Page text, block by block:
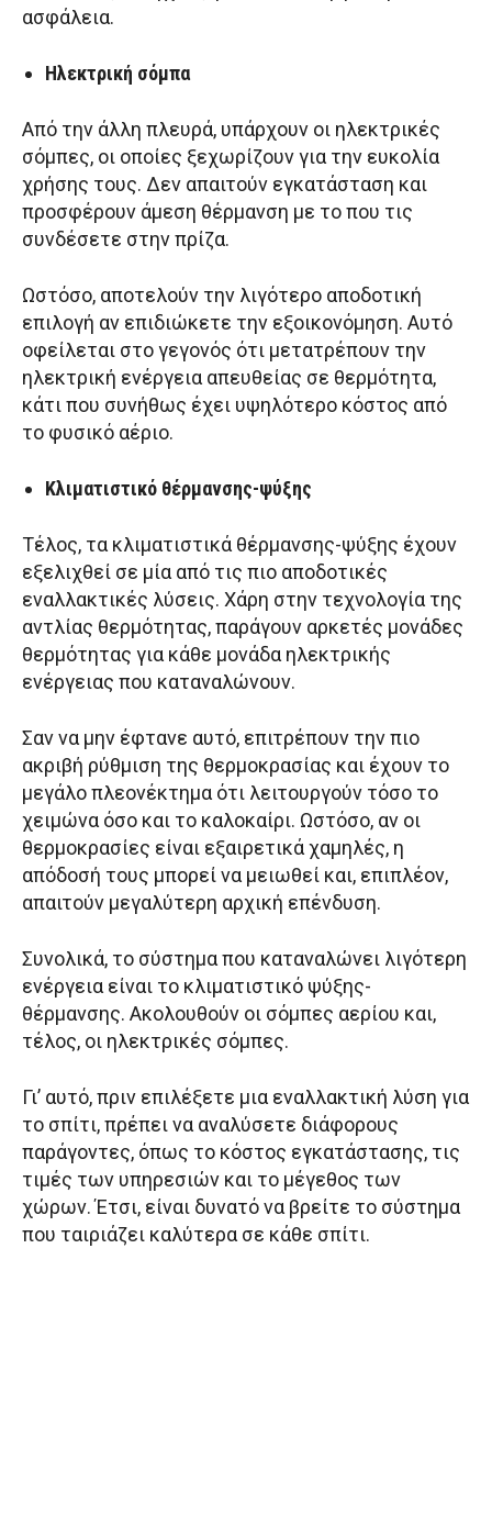
ασφάλεια.
Ηλεκτρική σόμπα
Από την άλλη πλευρά, υπάρχουν οι ηλεκτρικές
σόμπες, οι οποίες ξεχωρίζουν για την ευκολία
χρήσης τους. Δεν απαιτούν εγκατάσταση και
προσφέρουν άμεση θέρμανση με το που τις
συνδέσετε στην πρίζα.
Ωστόσο, αποτελούν την λιγότερο αποδοτική
επιλογή αν επιδιώκετε την εξοικονόμηση. Αυτό
οφείλεται στο γεγονός ότι μετατρέπουν την
ηλεκτρική ενέργεια απευθείας σε θερμότητα,
κάτι που συνήθως έχει υψηλότερο κόστος από
το φυσικό αέριο.
Κλιματιστικό θέρμανσης-ψύξης
Τέλος, τα κλιματιστικά θέρμανσης-ψύξης έχουν
εξελιχθεί σε μία από τις πιο αποδοτικές
εναλλακτικές λύσεις. Χάρη στην τεχνολογία της
αντλίας θερμότητας, παράγουν αρκετές μονάδες
θερμότητας για κάθε μονάδα ηλεκτρικής
ενέργειας που καταναλώνουν.
Σαν να μην έφτανε αυτό, επιτρέπουν την πιο
ακριβή ρύθμιση της θερμοκρασίας και έχουν το
μεγάλο πλεονέκτημα ότι λειτουργούν τόσο το
χειμώνα όσο και το καλοκαίρι. Ωστόσο, αν οι
θερμοκρασίες είναι εξαιρετικά χαμηλές, η
απόδοσή τους μπορεί να μειωθεί και, επιπλέον,
απαιτούν μεγαλύτερη αρχική επένδυση.
Συνολικά, το σύστημα που καταναλώνει λιγότερη
ενέργεια είναι το κλιματιστικό ψύξης-
θέρμανσης. Ακολουθούν οι σόμπες αερίου και,
τέλος, οι ηλεκτρικές σόμπες.
Γι’ αυτό, πριν επιλέξετε μια εναλλακτική λύση για
το σπίτι, πρέπει να αναλύσετε διάφορους
παράγοντες, όπως το κόστος εγκατάστασης, τις
τιμές των υπηρεσιών και το μέγεθος των
χώρων. Έτσι, είναι δυνατό να βρείτε το σύστημα
που ταιριάζει καλύτερα σε κάθε σπίτι.